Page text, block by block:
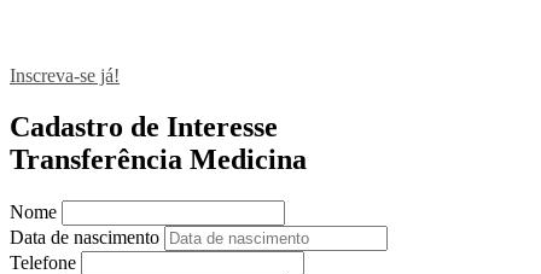
Inscreva-se já!
Cadastro de Interesse
Transferência Medicina
Nome
Data de nascimento
Telefone